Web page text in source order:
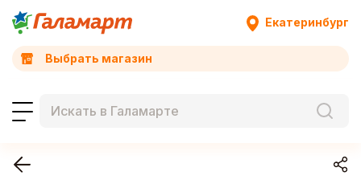
Екатеринбург
Выбрать магазин